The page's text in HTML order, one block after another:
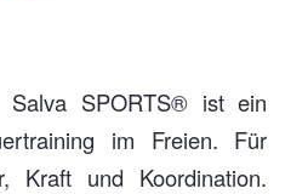
Salva SPORTS® ist ein
im Freien. Für
Kraft und Koordination.